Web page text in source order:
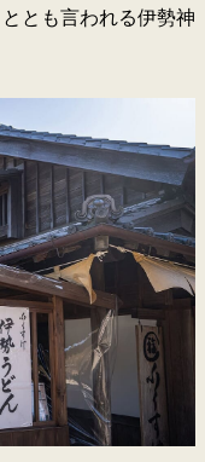
とも言われる伊勢神